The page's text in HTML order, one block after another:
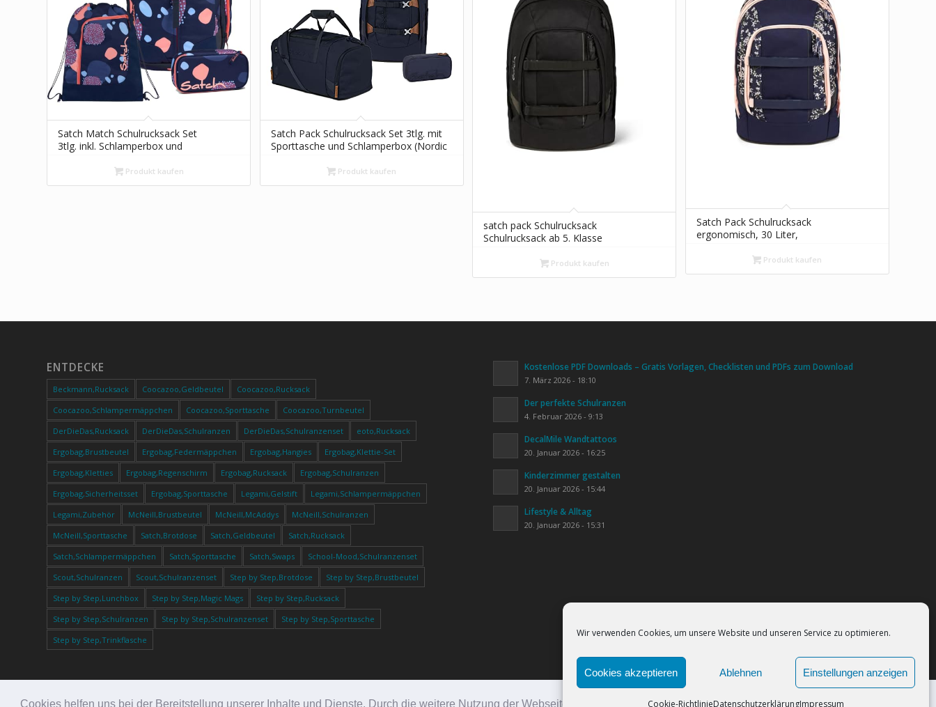
Cookies helfen uns bei der Bereitstellung unserer Inhalte und Dienste. Durch die weitere Nutzung der Webseite stimmen Sie der Verwendung von Cookies zu.
Wir verwenden Cookies, um unsere Website und unseren Service zu optimieren.
Cookies akzeptieren Ablehnen Einstellungen anzeigen
Cookie-RichtlinieDatenschutzerklärungImpressum
Satch Match Schulrucksack Set
3tlg. inkl. Schlamperbox und
Produkt kaufen
Satch Pack Schulrucksack Set 3tlg. mit
Sporttasche und Schlamperbox (Nordic
Produkt kaufen
satch pack Schulrucksack
Schulrucksack ab 5. Klasse
standfest Organisationstalent,
Blackjack – Schwarz
Produkt kaufen
Satch Pack Schulrucksack
ergonomisch, 30 Liter,
Produkt kaufen
ENTDECKE
Beckmann,Rucksack Coocazoo,Geldbeutel
Coocazoo,Rucksack
Coocazoo,Schlampermäppchen
Coocazoo,Sporttasche
Coocazoo,Turnbeutel
DerDieDas,Rucksack
DerDieDas,Schulranzen DerDieDas,Schulranzenset
eoto,Rucksack
Ergobag,Brustbeutel
Ergobag,Federmäppchen Ergobag,Hangies
Ergobag,Klettie-Set
Ergobag,Kletties
Ergobag,Regenschirm Ergobag,Rucksack
Ergobag,Schulranzen
Ergobag,Sicherheitsset
Ergobag,Sporttasche Legami,Gelstift
Legami,Schlampermäppchen
Legami,Zubehör
McNeill,Brustbeutel McNeill,McAddys
McNeill,Schulranzen
McNeill,Sporttasche
Satch,Brotdose Satch,Geldbeutel
Satch,Rucksack
Satch,Schlampermäppchen
Satch,Sporttasche Satch,Swaps
School-Mood,Schulranzenset
Scout,Schulranzen
Scout,Schulranzenset Step by Step,Brotdose
Step by Step,Brustbeutel
Step by Step,Lunchbox
Step by Step,Magic Mags
Step by Step,Rucksack
Step by Step,Schulranzen
Step by Step,Schulranzenset
Step by Step,Sporttasche
Step by Step,Trinkflasche
Kostenlose PDF Downloads – Gratis Vorlagen, Checklisten und PDFs zum Download
7. März 2026 - 18:10
Der perfekte Schulranzen
4. Februar 2026 - 9:13
DecalMile Wandtattoos
20. Januar 2026 - 16:25
Kinderzimmer gestalten
20. Januar 2026 - 15:44
Lifestyle & Alltag
20. Januar 2026 - 15:31